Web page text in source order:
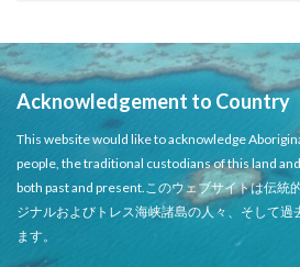
Acknowledgement to Country
This website would like to acknowledge
people, the traditional custodians of this land
both past and present.このウェブサイトは伝統
ジナルおよびトレス海峡諸島の人々、そして
ます。